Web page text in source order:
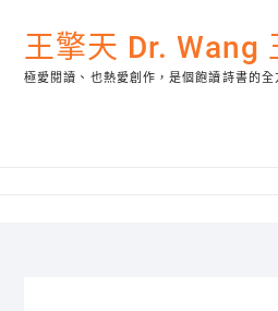
content王擎天 Dr. Wang
極愛閱讀、也熱愛創作，是個飽讀詩書的